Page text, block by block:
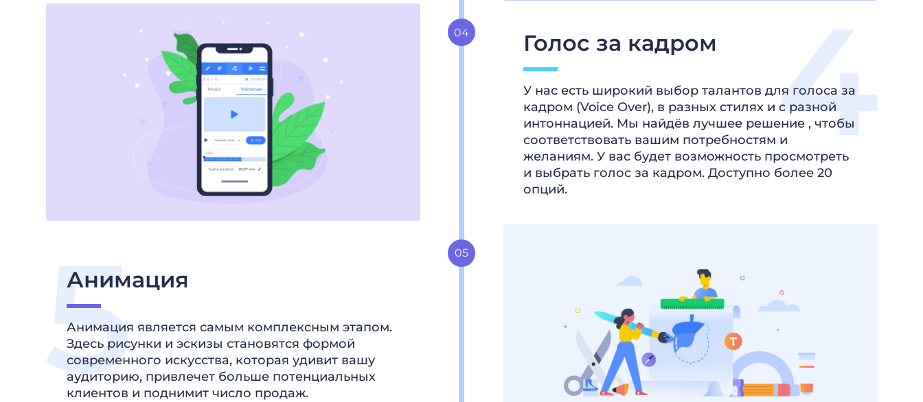
Голос за кадром
У нас есть широкий выбор талантов для голоса за
кадром (Voice Over), в разных стилях и c разной
интоннацией. Мы найдёв лучшее решение , чтобы
соответствовать вашим потребностям и
желаниям. У вас будет возмoжность просмотреть
и выбрать голос за кадром. Доступно более 20
опций.
Анимация
Анимация является самым комплексным этапом.
Здесь рисунки и эскизы становятся формой
современного искусства, которая удивит вашу
аудиторию, привлечет больше потенциальных
клиентов и поднимит число продаж.